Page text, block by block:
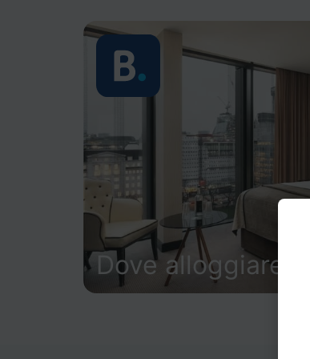
Dove alloggiare